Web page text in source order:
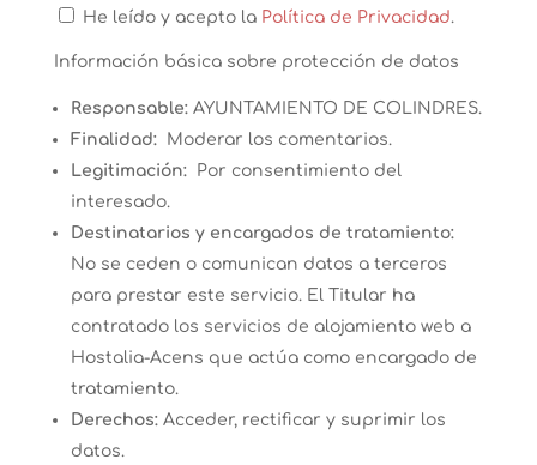
He leído y acepto la Política de Privacidad.
Información básica sobre protección de datos
Responsable: AYUNTAMIENTO DE COLINDRES.
Finalidad: Moderar los comentarios.
Legitimación: Por consentimiento del
interesado.
Destinatarios y encargados de tratamiento:
No se ceden o comunican datos a terceros
para prestar este servicio. El Titular ha
contratado los servicios de alojamiento web a
Hostalia-Acens que actúa como encargado de
tratamiento.
Derechos: Acceder, rectificar y suprimir los
datos.